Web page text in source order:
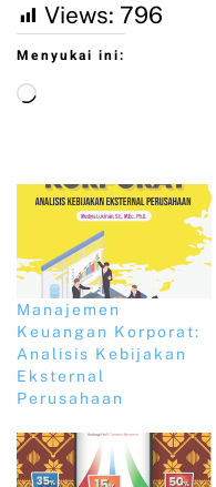
Views: 796
Menyukai ini:
Manajemen
Keuangan Korporat:
Analisis Kebijakan
Eksternal
Perusahaan